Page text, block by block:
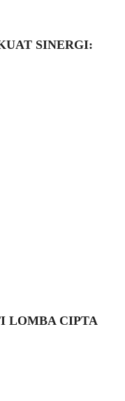
SINERGI:
LOMBA CIPTA